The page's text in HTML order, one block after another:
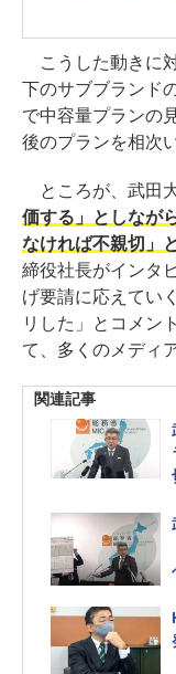
こうした動きに
下のサブブランド
で中容量プランの
後のプランを相次
ところが、武田
価する」としなが
なければ不親切」
締役社長がインタ
げ要請に応えてい
リした」とコメン
て、多くのメディ
関連記事